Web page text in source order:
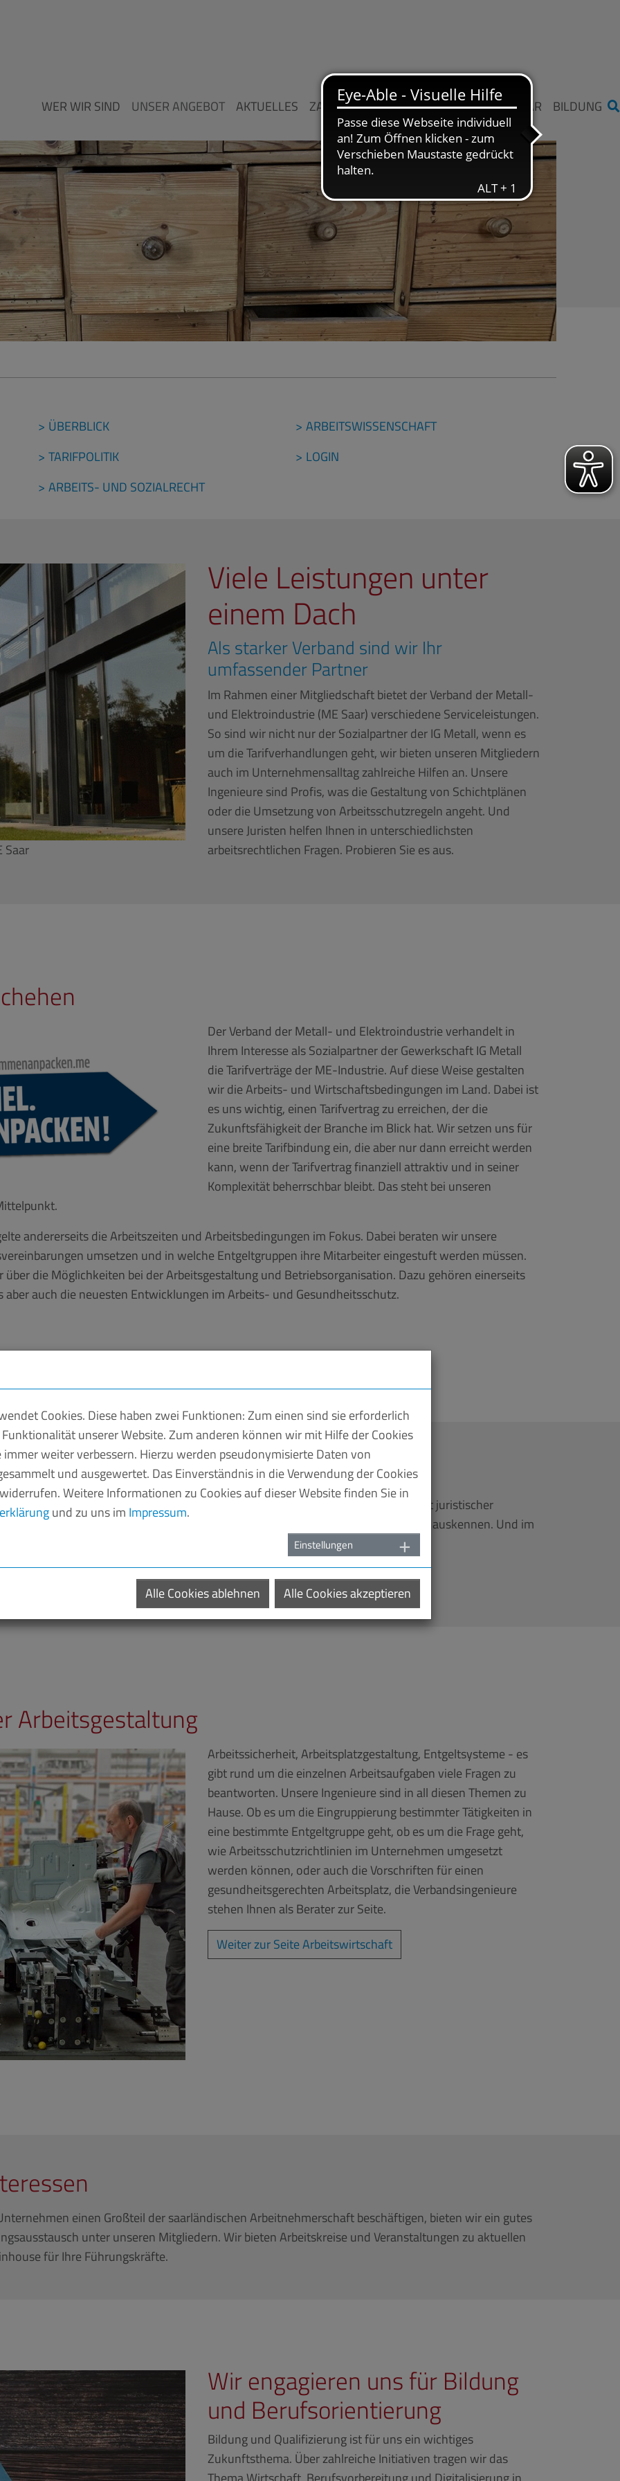
WER WIR SIND UNSER ANGEBOT AKTUELLES ZAHLEN UND FAKTEN STIFTUNG ME SAAR BILDUNG
ÜBERBLICK
TARIFPOLITIK
ARBEITS- UND SOZIALRECHT
ARBEITSWISSENSCHAFT
LOGIN
Saar
Viele Leistungen unter
einem Dach
Als starker Verband sind wir Ihr
umfassender Partner
Im Rahmen einer Mitgliedschaft bietet der Verband der Metall-
und Elektroindustrie (ME Saar) verschiedene Serviceleistungen.
So sind wir nicht nur der Sozialpartner der IG Metall, wenn es
um die Tarifverhandlungen geht, wir bieten unseren Mitgliedern
auch im Unternehmensalltag zahlreiche Hilfen an. Unsere
Ingenieure sind Profis, was die Gestaltung von Schichtplänen
oder die Umsetzung von Arbeitsschutzregeln angeht. Und
unsere Juristen helfen Ihnen in unterschiedlichsten
arbeitsrechtlichen Fragen. Probieren Sie es aus.
Der Verband der Metall- und Elektroindustrie verhandelt in
Ihrem Interesse als Sozialpartner der Gewerkschaft IG Metall
die Tarifverträge der ME-Industrie. Auf diese Weise gestalten
wir die Arbeits- und Wirtschaftsbedingungen im Land. Dabei ist
es uns wichtig, einen Tarifvertrag zu erreichen, der die
Zukunftsfähigkeit der Branche im Blick hat. Wir setzen uns für
eine breite Tarifbindung ein, die aber nur dann erreicht werden
kann, wenn der Tarifvertrag finanziell attraktiv und in seiner
Komplexität beherrschbar bleibt. Das steht bei unseren
andererseits die Arbeitszeiten und Arbeitsbedingungen im Fokus. Dabei beraten wir unsere
umsetzen und in welche Entgeltgruppen ihre Mitarbeiter eingestuft werden müssen.
die Möglichkeiten bei der Arbeitsgestaltung und Betriebsorganisation. Dazu gehören einerseits
auch die neuesten Entwicklungen im Arbeits- und Gesundheitsschutz.
haben wir die Antworten
der Belegschaft oder der Arbeitnehmervertretung hakt, unterstützen wir Sie mit juristischer
die sich in allen Bereichen des Arbeitsrechts, insbesondere aber des Tarifrechts auskennen. Und im
Arbeits- und Sozialgerichten.
Arbeitsgestaltung
Arbeitssicherheit, Arbeitsplatzgestaltung, Entgeltsysteme - es
gibt rund um die einzelnen Arbeitsaufgaben viele Fragen zu
beantworten. Unsere Ingenieure sind in all diesen Themen zu
Hause. Ob es um die Eingruppierung bestimmter Tätigkeiten in
eine bestimmte Entgeltgruppe geht, ob es um die Frage geht,
wie Arbeitsschutzrichtlinien im Unternehmen umgesetzt
werden können, oder auch die Vorschriften für einen
gesundheitsgerechten Arbeitsplatz, die Verbandsingenieure
stehen Ihnen als Berater zur Seite.
Weiter zur Seite Arbeitswirtschaft
einen Großteil der saarländischen Arbeitnehmerschaft beschäftigen, bieten wir ein gutes
unter unseren Mitgliedern. Wir bieten Arbeitskreise und Veranstaltungen zu aktuellen
für Ihre Führungskräfte.
Wir engagieren uns für Bildung
und Berufsorientierung
Bildung und Qualifizierung ist für uns ein wichtiges
Zukunftsthema. Über zahlreiche Initiativen tragen wir das
Cookies. Diese haben zwei Funktionen: Zum einen sind sie erforderlich
unserer Website. Zum anderen können wir mit Hilfe der Cookies
immer weiter verbessern. Hierzu werden pseudonymisierte Daten von
und ausgewertet. Das Einverständnis in die Verwendung der Cookies
Weitere Informationen zu Cookies auf dieser Website finden Sie in
und zu uns im Impressum.
Einstellungen
Alle Cookies ablehnen Alle Cookies akzeptieren